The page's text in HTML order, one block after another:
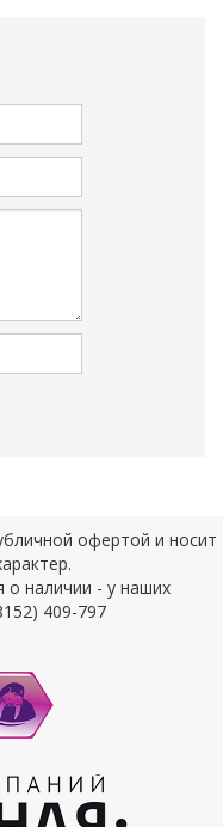
офертой и носит
наличии - у наших
409-797